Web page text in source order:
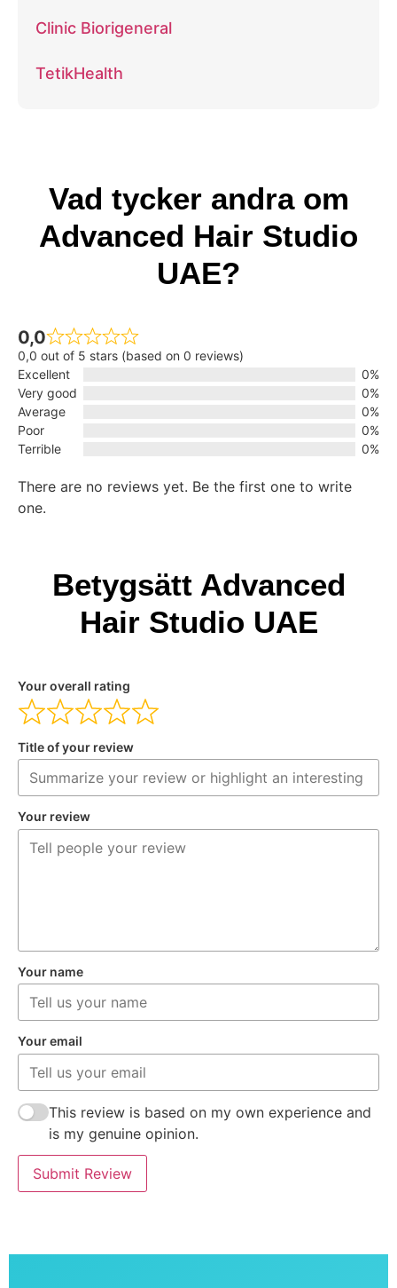
Clinic Biorigeneral
TetikHealth
Vad tycker andra om
Advanced Hair Studio
UAE?
0,0
0,0 out of 5 stars (based on 0 reviews)
Excellent
0%
Very good
0%
Average
0%
Poor
0%
Terrible
0%
There are no reviews yet. Be the first one to write
one.
Betygsätt Advanced
Hair Studio UAE
Your overall rating
Title of your review
Your review
Your name
Your email
This review is based on my own experience and
is my genuine opinion.
Submit Review